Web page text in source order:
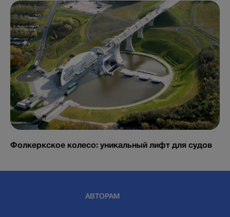
Фолкеркское колесо: уникальный лифт для судов
АВТОРАМ